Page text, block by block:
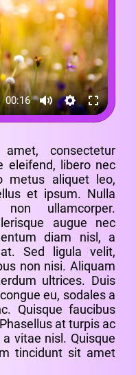
00:16
consectetur
eleifend, libero nec
metus aliquet leo,
et ipsum. Nulla
ullamcorper.
augue nec
diam nisl, a
Sed ligula velit,
non nisi. Aliquam
ultrices. Duis
eu, sodales a
Quisque faucibus
at turpis ac
vitae nisl. Quisque
tincidunt sit amet